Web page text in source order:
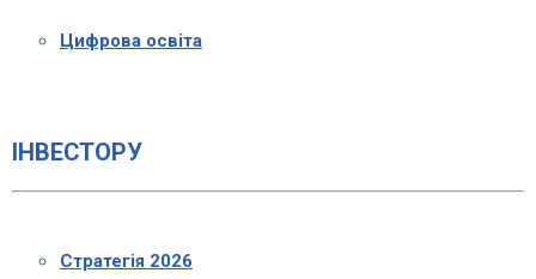
Цифрова освіта
ІНВЕСТОРУ
Стратегія 2026